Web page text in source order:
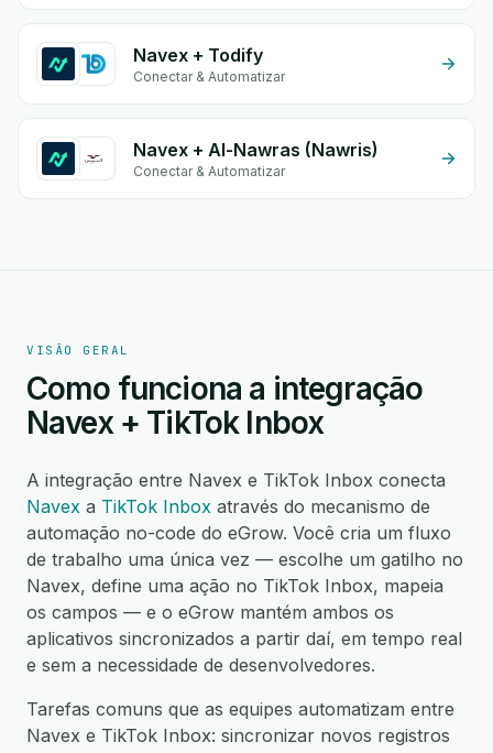
Navex + Todify
Conectar & Automatizar
Navex + Al-Nawras (Nawris)
Conectar & Automatizar
VISÃO GERAL
Como funciona a integração
Navex + TikTok Inbox
A integração entre Navex e TikTok Inbox conecta
Navex a TikTok Inbox através do mecanismo de
automação no-code do eGrow. Você cria um fluxo
de trabalho uma única vez — escolhe um gatilho no
Navex, define uma ação no TikTok Inbox, mapeia
os campos — e o eGrow mantém ambos os
aplicativos sincronizados a partir daí, em tempo real
e sem a necessidade de desenvolvedores.
Tarefas comuns que as equipes automatizam entre
Navex e TikTok Inbox: sincronizar novos registros